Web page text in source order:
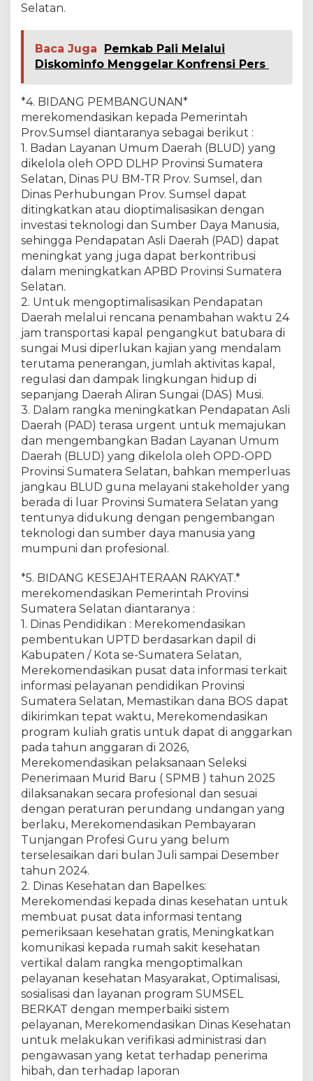
Selatan.
Baca Juga
Pemkab Pali Melalui
Diskominfo Menggelar Konfrensi Pers
*4. BIDANG PEMBANGUNAN*
merekomendasikan kepada Pemerintah
Prov.Sumsel diantaranya sebagai berikut :
1. Badan Layanan Umum Daerah (BLUD) yang
dikelola oleh OPD DLHP Provinsi Sumatera
Selatan, Dinas PU BM-TR Prov. Sumsel, dan
Dinas Perhubungan Prov. Sumsel dapat
ditingkatkan atau dioptimalisasikan dengan
investasi teknologi dan Sumber Daya Manusia,
sehingga Pendapatan Asli Daerah (PAD) dapat
meningkat yang juga dapat berkontribusi
dalam meningkatkan APBD Provinsi Sumatera
Selatan.
2. Untuk mengoptimalisasikan Pendapatan
Daerah melalui rencana penambahan waktu 24
jam transportasi kapal pengangkut batubara di
sungai Musi diperlukan kajian yang mendalam
terutama penerangan, jumlah aktivitas kapal,
regulasi dan dampak lingkungan hidup di
sepanjang Daerah Aliran Sungai (DAS) Musi.
3. Dalam rangka meningkatkan Pendapatan Asli
Daerah (PAD) terasa urgent untuk memajukan
dan mengembangkan Badan Layanan Umum
Daerah (BLUD) yang dikelola oleh OPD-OPD
Provinsi Sumatera Selatan, bahkan memperluas
jangkau BLUD guna melayani stakeholder yang
berada di luar Provinsi Sumatera Selatan yang
tentunya didukung dengan pengembangan
teknologi dan sumber daya manusia yang
mumpuni dan profesional.
*5. BIDANG KESEJAHTERAAN RAKYAT.*
merekomendasikan Pemerintah Provinsi
Sumatera Selatan diantaranya :
1. Dinas Pendidikan : Merekomendasikan
pembentukan UPTD berdasarkan dapil di
Kabupaten / Kota se-Sumatera Selatan,
Merekomendasikan pusat data informasi terkait
informasi pelayanan pendidikan Provinsi
Sumatera Selatan, Memastikan dana BOS dapat
dikirimkan tepat waktu, Merekomendasikan
program kuliah gratis untuk dapat di anggarkan
pada tahun anggaran di 2026,
Merekomendasikan pelaksanaan Seleksi
Penerimaan Murid Baru ( SPMB ) tahun 2025
dilaksanakan secara profesional dan sesuai
dengan peraturan perundang undangan yang
berlaku, Merekomendasikan Pembayaran
Tunjangan Profesi Guru yang belum
terselesaikan dari bulan Juli sampai Desember
tahun 2024.
2. Dinas Kesehatan dan Bapelkes:
Merekomendasi kepada dinas kesehatan untuk
membuat pusat data informasi tentang
pemeriksaan kesehatan gratis, Meningkatkan
komunikasi kepada rumah sakit kesehatan
vertikal dalam rangka mengoptimalkan
pelayanan kesehatan Masyarakat, Optimalisasi,
sosialisasi dan layanan program SUMSEL
BERKAT dengan memperbaiki sistem
pelayanan, Merekomendasikan Dinas Kesehatan
untuk melakukan verifikasi administrasi dan
pengawasan yang ketat terhadap penerima
hibah, dan terhadap laporan